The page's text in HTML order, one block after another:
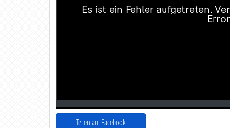
Teilen auf Facebook